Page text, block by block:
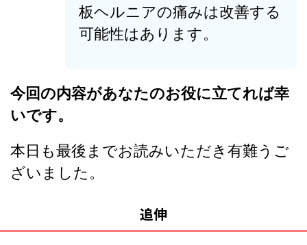
板ヘルニアの痛みは改善する
可能性はあります。
今回の内容があなたのお役に立てれば幸
いです。
本日も最後までお読みいただき有難うご
ざいました。
追伸